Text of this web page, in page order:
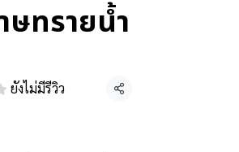
ทรายน้ำ
ยังไม่มีรีวิว แชร์